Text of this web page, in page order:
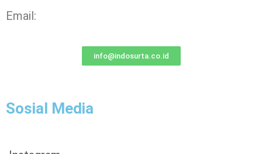
Email:
info@indosurta.co.id
Sosial Media